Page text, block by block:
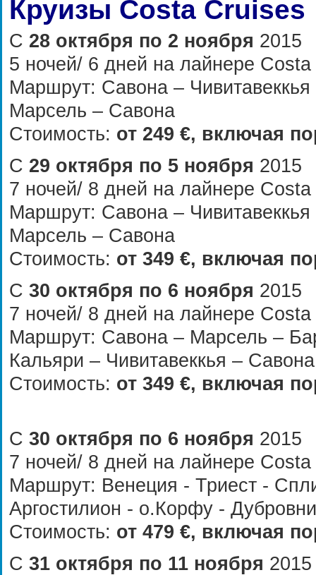
Круизы Costa Cruises
С 28 октября по 2 ноября 2015
5 ночей/ 6 дней на лайнере
Маршрут: Cавона –
Марсель – Савона
Стоимость: от 249 €, включая
С 29 октября по 5 ноября 2015
7 ночей/ 8 дней на лайнере Costa
Маршрут: Cавона –
Марсель – Савона
Стоимость: от 349 €, включая
С 30 октября по 6 ноября 2015
7 ночей/ 8 дней на лайнере Costa
Маршрут: Cавона – Марсель –
Кальяри – Чивитавеккья – Савона
Стоимость: от 349 €, включая
С 30 октября по 6 ноября 2015
7 ночей/ 8 дней на лайнере
Маршрут: Венеция - Триест -
Аргостилион - о.Корфу -
Стоимость: от 479 €, включая
С 31 октября по 11 ноября 2015